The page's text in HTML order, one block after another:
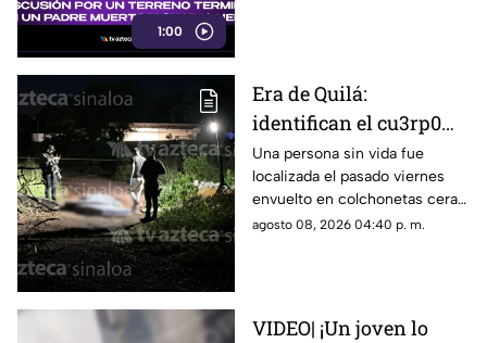
1:00
Era de Quilá:
identifican el cu3rp0
envuelto en
colchonetas hallado en
Los Cerritos, Culiacán
Una persona sin vida fue
localizada el pasado viernes
envuelto en colchonetas cera
del sector de Los Cerritos, en
agosto 08, 2026 04:40 p. m.
VIDEO| ¡Un joven lo